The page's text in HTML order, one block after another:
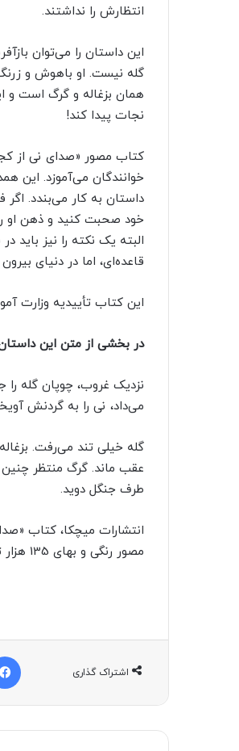
انتظارش را نداشتند.
این داستان را می‌توان
گله نیست. او باهوش و
همان بزغاله و گرگ است و
نجات پیدا کند!
کتاب مصور «صدای نی از
خوانندگان می‌آموزد. این
داستان به کار می‌بندد.
خود صحبت کنید و ذهن او
البته یک نکته را نیز
قاعده‌ای، اما در دنیای
این کتاب تأییدیه وزارت آموزش و پرورش را در سال 1404
در بخشی از متن این
نزدیک غروب، چوپان گله را
می‌داد، نی را به گردنش
گله خیلی تند می‌رفت.
عقب ماند. گرگ منتظر
طرف جنگل دوید.
مصور رنگی و بهای 135 هزار تومان برای کودکان بالای هفت سال منتشر کرده است.
اشتراک گذاری